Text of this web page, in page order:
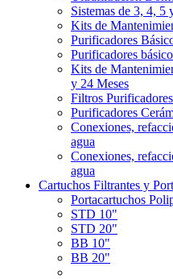
Sistemas de 3, 4, 5
Kits de
Purificadores
Purificadores
Kits de
y 24 Meses
Filtros
Purificadores
Conexiones,
agua
Conexiones,
agua
Cartuchos Filtrantes y
Portacartuchos
STD 10"
STD 20"
BB 10"
BB 20"